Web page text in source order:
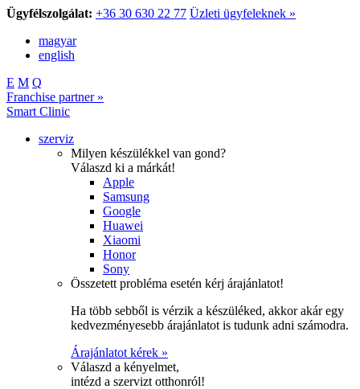
Ügyfélszolgálat: +36 30 630 22 77 Üzleti ügyfeleknek »
magyar
english
E M Q
Franchise partner »
Smart Clinic
szerviz
Milyen készülékkel van gond?
Válaszd ki a márkát!
Apple
Samsung
Google
Huawei
Xiaomi
Honor
Sony
Összetett probléma esetén kérj árajánlatot!
Ha több sebből is vérzik a készüléked, akkor akár egy
kedvezményesebb árajánlatot is tudunk adni számodra.
Árajánlatot kérek »
Válaszd a kényelmet,
intézd a szervizt otthonról!